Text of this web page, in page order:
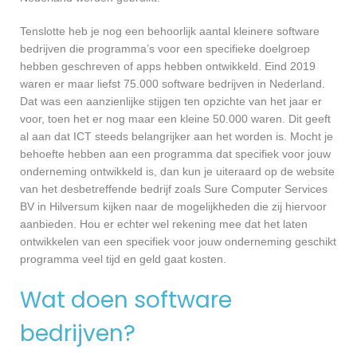
Tenslotte heb je nog een behoorlijk aantal kleinere software
bedrijven die programma’s voor een specifieke doelgroep
hebben geschreven of apps hebben ontwikkeld. Eind 2019
waren er maar liefst 75.000 software bedrijven in Nederland.
Dat was een aanzienlijke stijgen ten opzichte van het jaar er
voor, toen het er nog maar een kleine 50.000 waren. Dit geeft
al aan dat ICT steeds belangrijker aan het worden is. Mocht je
behoefte hebben aan een programma dat specifiek voor jouw
onderneming ontwikkeld is, dan kun je uiteraard op de website
van het desbetreffende bedrijf zoals Sure Computer Services
BV in Hilversum kijken naar de mogelijkheden die zij hiervoor
aanbieden. Hou er echter wel rekening mee dat het laten
ontwikkelen van een specifiek voor jouw onderneming geschikt
programma veel tijd en geld gaat kosten.
Wat doen software
bedrijven?